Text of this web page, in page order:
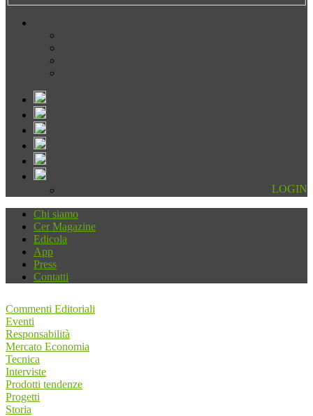
LOGIN
Chi siamo
Cer Magazine
Edicola
App
Press
Contatti
Commenti Editoriali
Eventi
Responsabilità
Mercato Economia
Tecnica
Interviste
Prodotti tendenze
Progetti
Storia